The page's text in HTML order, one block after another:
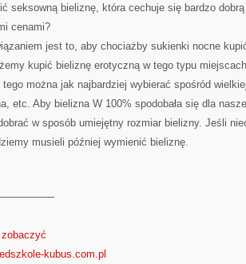
seksowną bieliznę, która cechuje się bardzo
cenami?
jest to, aby chociażby sukienki nocne
kupić bieliznę erotyczną w tego typu
tego można jak najbardziej wybierać spośród
etc. Aby bielizna W 100% spodobała się dla
w sposób umiejętny rozmiar bielizny. Jeśli
musieli później wymienić bieliznę.
kubus.com.pl